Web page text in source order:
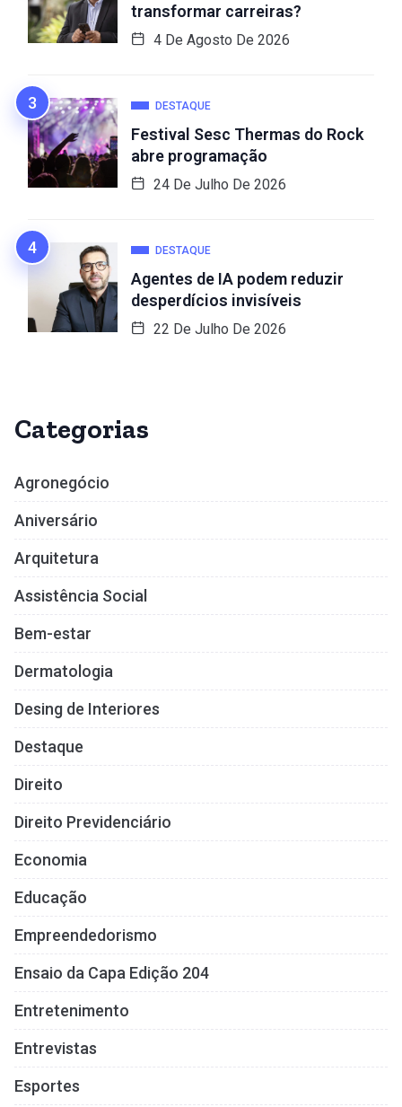
transformar carreiras?
4 De Agosto De 2026
DESTAQUE
Festival Sesc Thermas do Rock
abre programação
24 De Julho De 2026
DESTAQUE
Agentes de IA podem reduzir
desperdícios invisíveis
22 De Julho De 2026
Categorias
Agronegócio
Aniversário
Arquitetura
Assistência Social
Bem-estar
Dermatologia
Desing de Interiores
Destaque
Direito
Direito Previdenciário
Economia
Educação
Empreendedorismo
Ensaio da Capa Edição 204
Entretenimento
Entrevistas
Esportes